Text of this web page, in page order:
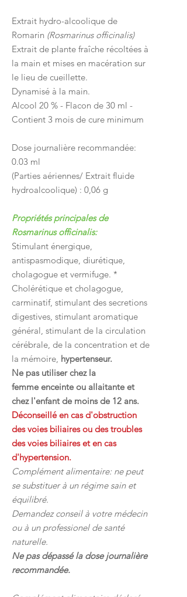
Extrait hydro-alcoolique de
Romarin (Rosmarinus officinalis)
Extrait de plante fraîche récoltées à
la main et mises en macération sur
le lieu de cueillette.
Dynamisé à la main.
Alcool 20 % - Flacon de 30 ml -
Contient 3 mois de cure minimum
Dose journalière recommandée:
0.03 ml
(Parties aériennes/ Extrait fluide
hydroalcoolique) : 0,06 g
Propriétés principales de
Rosmarinus officinalis:
Stimulant énergique,
antispasmodique, diurétique,
cholagogue et vermifuge. *
Cholérétique et cholagogue,
carminatif, stimulant des secretions
digestives, stimulant aromatique
général, stimulant de la circulation
cérébrale, de la concentration et de
la mémoire, hypertenseur.
Ne pas utiliser chez la
femme enceinte ou allaitante et
chez l'enfant de moins de 12 ans.
Déconseillé en cas d'obstruction
des voies biliaires ou des troubles
des voies biliaires et en cas
d'hypertension.
Complément alimentaire: ne peut
se substituer à un régime sain et
équilibré.
Demandez conseil à votre médecin
ou à un professionel de santé
naturelle.
Ne pas dépassé la dose journalière
recommandée.